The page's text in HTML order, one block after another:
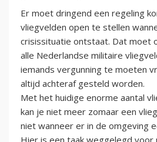
Er moet dringend een regeling
vliegvelden open te stellen
crisissituatie ontstaat. Dat moet
alle Nederlandse militaire
iemands vergunning te moeten
altijd achteraf gesteld worden.
Met het huidige enorme aantal
kan je niet meer zomaar een
niet wanneer er in de omgeving